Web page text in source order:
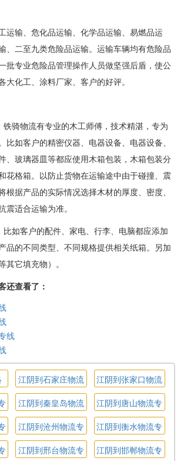
运输、危化品运输、化学品运输、易燃品运
、二至九类危险品运输。运输车辆均有危险品
批专业危险品管理操作人员做坚强后盾，使公
大化工、涂料厂家、客户的好评。
铁骑物流有专业的木工师傅，技术精湛，专为
比如客户的精密仪器、电器设备、电器设备、
、玻璃器皿等都应使用木箱包装，木箱包装分
花格箱。以防止货物在运输途中由于碰撞、震
根据产品的实际情况选择木材的厚度、密度、
震适合运输为准。
比如客户的配件、家电、行李、电脑都应添加
品的不同类型、不同规格提供相关纸箱。另加
其它填充物）。
还查看了：
线
江阴到石家庄物流
专线
江阴到张家口物流
专线
江阴到秦皇岛物流
专线
江阴到唐山物流专
线
江阴到沧州物流专
线
江阴到衡水物流专
线
江阴到邢台物流专
江阴到邯郸物流专